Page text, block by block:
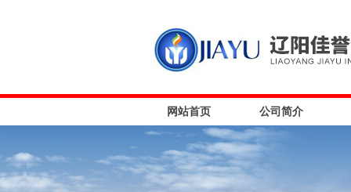
网站首页 公司简介